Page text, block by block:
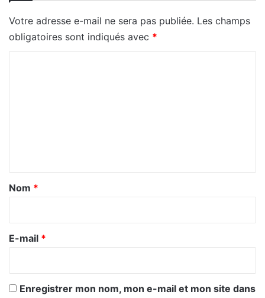
Votre adresse e-mail ne sera pas publiée. Les champs
obligatoires sont indiqués avec *
a
e
Nom *
E-mail *
Enregistrer mon nom, mon e-mail et mon site dans